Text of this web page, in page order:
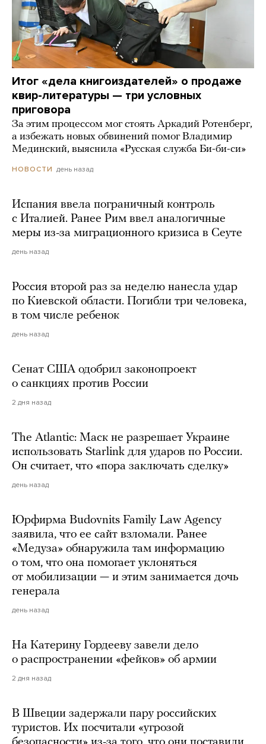
Итог «дела книгоиздателей» о продаже
квир-литературы — три условных
приговора
За этим процессом мог стоять Аркадий Ротенберг,
а избежать новых обвинений помог Владимир
Мединский, выяснила «Русская служба Би-би-си»
НОВОСТИ день назад
Испания ввела пограничный контроль
с Италией. Ранее Рим ввел аналогичные
меры из-за миграционного кризиса в Сеуте
день назад
Россия второй раз за неделю нанесла удар
по Киевской области. Погибли три человека,
в том числе ребенок
день назад
Сенат США одобрил законопроект
о санкциях против России
2 дня назад
The Atlantic: Маск не разрешает Украине
использовать Starlink для ударов по России.
Он считает, что «пора заключать сделку»
день назад
Юрфирма Budovnits Family Law Agency
заявила, что ее сайт взломали. Ранее
«Медуза» обнаружила там информацию
о том, что она помогает уклоняться
от мобилизации — и этим занимается дочь
генерала
день назад
На Катерину Гордееву завели дело
о распространении «фейков» об армии
2 дня назад
В Швеции задержали пару российских
туристов. Их посчитали «угрозой